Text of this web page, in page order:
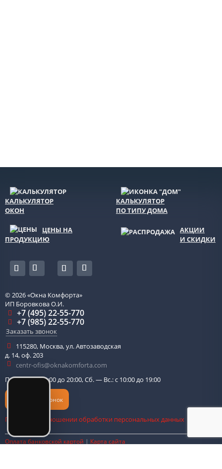
КАЛЬКУЛЯТОР
ОКОН
КАЛЬКУЛЯТОР
ПО ТИПУ ДОМА
ЦЕНЫ НА
ПРОДУКЦИЮ
АКЦИИ
И СКИДКИ
© 2026«Окна Комфорта»
ИП Боровкова О.И.
+7 (495) 22-55-770
+7 (985) 22-55-770
Заказать звонок
115280, Москва,ул. Автозаводская
д. 14, оф. 203
centr-ofis@oknakomforta.com
Пн. — Пт.: с 10:00 до 20:00, Сб. — Вс.: с 10:00 до 19:00
Обратный звонок
Политика в отношении обработки персональных данных
Оплата банковской картой | Карта сайта